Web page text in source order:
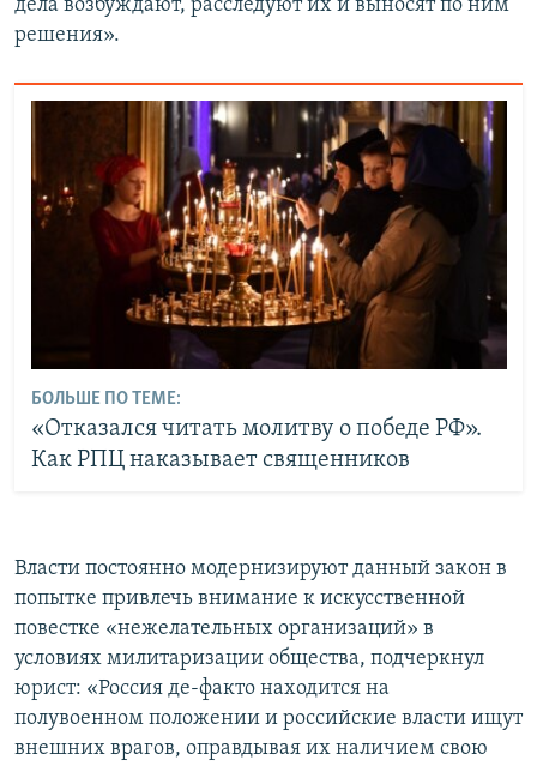
дела возбуждают, расследуют их и выносят по ним
решения».
БОЛЬШЕ ПО ТЕМЕ:
«Отказался читать молитву о победе РФ».
Как РПЦ наказывает священников
Власти постоянно модернизируют данный закон в
попытке привлечь внимание к искусственной
повестке «нежелательных организаций» в
условиях милитаризации общества, подчеркнул
юрист: «Россия де-факто находится на
полувоенном положении и российские власти ищут
внешних врагов, оправдывая их наличием свою